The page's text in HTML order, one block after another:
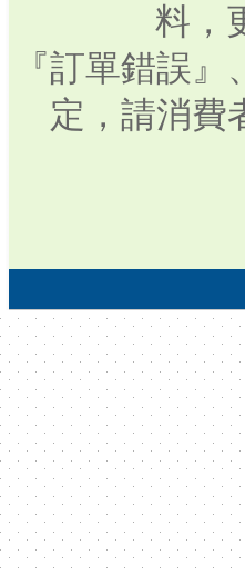
料，
『訂單錯誤
定，請消費